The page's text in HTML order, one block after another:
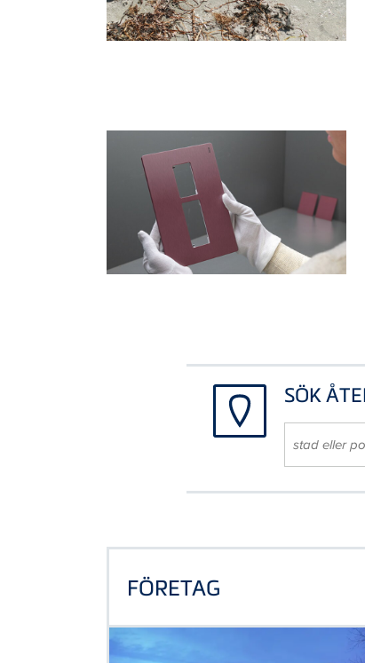
FÖRETAG